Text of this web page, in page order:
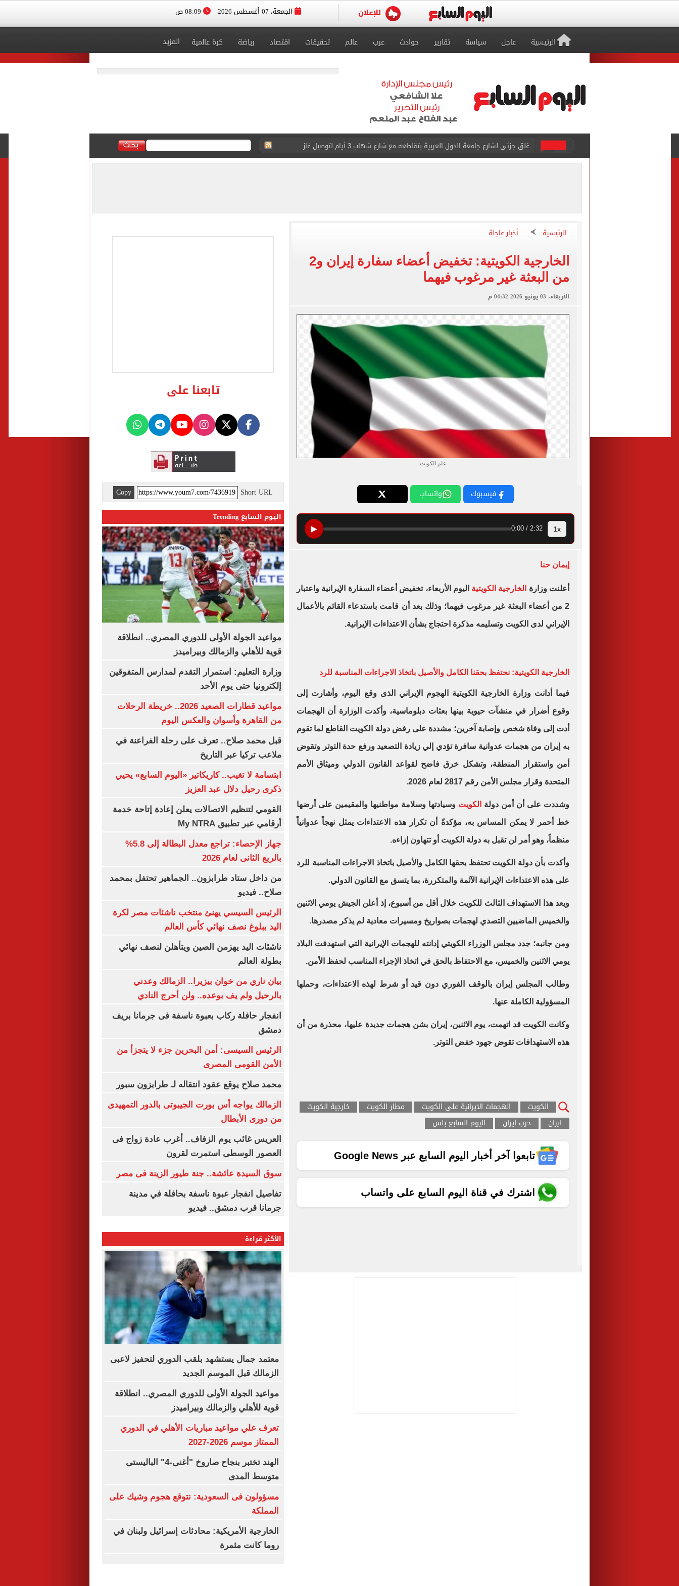
الجمعة، 07 أغسطس 2026
الرئيسية عاجل سياسة تقارير حوادث عرب عالم تحقيقات اقتصاد رياضة كرة عالمية المزيد
غلق جزئى لشارع جامعة الدول العربية بتقاطعه مع شارع شهاب 3 أيام لتوصيل غاز
عمرو دياب يدخل موسوعة جينيس بعد تصدره قائمة بيلبورد عربية لـ68 أسبوعا
الاستعلامات تفند ادعاءات ذا صن وميرور حول علاج سيدة بريطانية في شرم الشيخ
صفقة محمد صلاح تتصدر عناوين الصحف التركية وقميصه يشعل الأسواق في طرابزون
تقارير: سيلتيك الأسكتلندي يضم هيثم حسن بعقد حتى 2030
محمود حميدة يحتفل بزفاف ابنته ويرقص معها في أجواء مليئة بالفرحة.. فيديو وصور
إخلاء سبيل سائق أوبر وفتاة واقعة التحرش المزيفة بكفالة مالية
الرئيسية أخبار عاجلة
الخارجية الكويتية: تخفيض أعضاء سفارة إيران و2
من البعثة غير مرغوب فيهما
الأربعاء، 03 يونيو 2026 04:32 م
علم الكويت
فيسبوك واتساب
▶ 2:32 / 0:00 1x
إيمان حنا
أعلنت وزارة الخارجية الكويتية اليوم الأربعاء، تخفيض أعضاء السفارة الإيرانية واعتبار
2 من أعضاء البعثة غير مرغوب فيهما؛ وذلك بعد أن قامت باستدعاء القائم بالأعمال
الإيراني لدى ⁧‫الكويت‬⁩ وتسليمه مذكرة احتجاج بشأن الاعتداءات الإيرانية.
الخارجية الكويتية: نحتفظ بحقنا الكامل والأصيل باتخاذ الاجراءات المناسبة للرد
فيما أدانت وزارة الخارجية الكويتية الهجوم الإيراني الذى وقع اليوم، وأشارت إلى
وقوع أضرار في منشآت حيوية بينها بعثات دبلوماسية، وأكدت الوزارة أن الهجمات
أدت إلى وفاة شخص وإصابة آخرين؛ مشددة على رفض دولة الكويت القاطع لما تقوم
به إيران من هجمات عدوانية سافرة تؤدي إلي زيادة التصعيد ورفع حدة التوتر وتقوض
أمن واستقرار المنطقة، وتشكل خرق فاضح لقواعد القانون الدولي وميثاق الأمم
المتحدة وقرار مجلس الأمن رقم 2817 لعام 2026.
وشددت على أن أمن دولة الكويت وسيادتها وسلامة مواطنيها والمقيمين على أرضها
خط أحمر لا يمكن المساس به، مؤكدةً أن تكرار هذه الاعتداءات يمثل نهجاً عدوانياً
منظماً، وهو أمر لن تقبل به دولة الكويت أو تتهاون إزاءه.
وأكدت بأن دولة الكويت تحتفظ بحقها الكامل والأصيل باتخاذ الاجراءات المناسبة للرد
على هذه الاعتداءات الإيرانية الآثمة والمتكررة، بما يتسق مع القانون الدولي.
ويعد هذا الاستهداف الثالث للكويت خلال أقل من أسبوع، إذ أعلن الجيش يومي الاثنين
والخميس الماضيين التصدي لهجمات بصواريخ ومسيرات معادية لم يذكر مصدرها.
ومن جانبه؛ جدد مجلس الوزراء الكويتي إدانته للهجمات الإيرانية التي استهدفت البلاد
يومي الاثنين والخميس، مع الاحتفاظ بالحق في اتخاذ الإجراء المناسب لحفظ الأمن.
وطالب المجلس إيران بالوقف الفوري دون قيد أو شرط لهذه الاعتداءات، وحملها
المسؤولية الكاملة عنها.
وكانت الكويت قد اتهمت، يوم الاثنين، إيران بشن هجمات جديدة عليها، محذرة من أن
هذه الاستهدافات تقوض جهود خفض التوتر.
الكويت الهجمات الايرانية على الكويت مطار الكويت
خارجية الكويت
ايران
حرب ايران اليوم السابع بلس
تابعوا آخر أخبار اليوم السابع عبر Google News
اشترك في قناة اليوم السابع على واتساب
تابعنا على
Short URL
Copy
اليوم السابع Trending
مواعيد الجولة الأولى للدوري المصري.. انطلاقة
قوية للأهلي والزمالك وبيراميدز
وزارة التعليم: استمرار التقدم لمدارس المتفوقين
إلكترونيا حتى يوم الأحد
مواعيد قطارات الصعيد 2026.. خريطة الرحلات
من القاهرة وأسوان والعكس اليوم
قبل محمد صلاح.. تعرف على رحلة الفراعنة في
ملاعب تركيا عبر التاريخ
ابتسامة لا تغيب.. كاريكاتير «اليوم السابع» يحيي
ذكرى رحيل دلال عبد العزيز
القومي لتنظيم الاتصالات يعلن إعادة إتاحة خدمة
أرقامي عبر تطبيق My NTRA
جهاز الإحصاء: تراجع معدل البطالة إلى 5.8%
بالربع الثانى لعام 2026
من داخل ستاد طرابزون.. الجماهير تحتفل بمحمد
صلاح.. فيديو
الرئيس السيسي يهنئ منتخب ناشئات مصر لكرة
اليد ببلوغ نصف نهائي كأس العالم
ناشئات اليد يهزمن الصين ويتأهلن لنصف نهائي
بطولة العالم
بيان ناري من خوان بيزيرا.. الزمالك وعدني
بالرحيل ولم يف بوعده.. ولن أحرج النادي
انفجار حافلة ركاب بعبوة ناسفة فى جرمانا بريف
دمشق
الرئيس السيسى: أمن البحرين جزء لا يتجزأ من
الأمن القومى المصرى
محمد صلاح يوقع عقود انتقاله لـ طرابزون سبور
الزمالك يواجه أس بورت الجيبوتى بالدور التمهيدى
من دورى الأبطال
العريس غائب يوم الزفاف.. أغرب عادة زواج فى
العصور الوسطى استمرت لقرون
سوق السيدة عائشة.. جنة طيور الزينة فى مصر
تفاصيل انفجار عبوة ناسفة بحافلة في مدينة
جرمانا قرب دمشق.. فيديو
الأكثر قراءة
معتمد جمال يستشهد بلقب الدوري لتحفيز لاعبى
الزمالك قبل الموسم الجديد
مواعيد الجولة الأولى للدوري المصري.. انطلاقة
قوية للأهلي والزمالك وبيراميدز
تعرف علي مواعيد مباريات الأهلي في الدوري
الممتاز موسم 2026-2027
الهند تختبر بنجاح صاروخ "أغنى-4" الباليستى
متوسط المدى
مسؤولون فى السعودية: نتوقع هجوم وشيك على
المملكة
الخارجية الأمريكية: محادثات إسرائيل ولبنان في
روما كانت مثمرة